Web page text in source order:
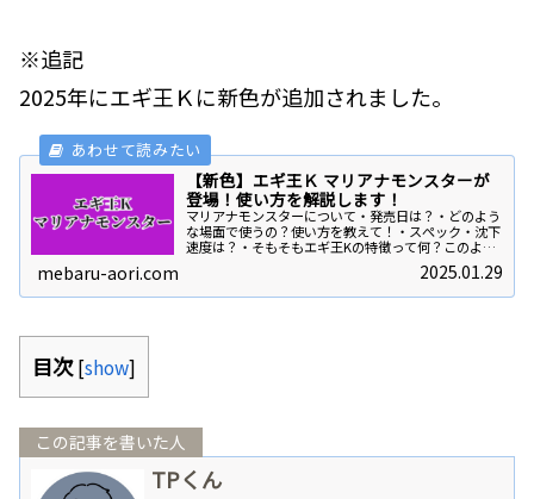
※追記
2025年にエギ王Ｋに新色が追加されました。
【新色】エギ王Ｋ マリアナモンスターが
登場！使い方を解説します！
マリアナモンスターについて・発売日は？・どのよう
な場面で使うの？使い方を教えて！・スぺック・沈下
速度は？・そもそもエギ王Kの特徴って何？このよう
な質問に答えます！結論から申し上げると発売日
2025年3月上旬スペック一覧号数重さ沈下速度長さ
テ...
mebaru-aori.com 2025.01.29
目次 [show]
この記事を書いた人
TPくん